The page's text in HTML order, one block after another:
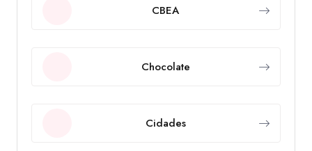
CBEA
Chocolate
Cidades